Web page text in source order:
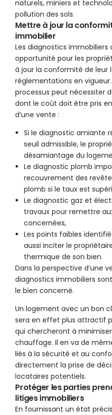
naturels, miniers et
pollution des sols.
Mettre à jour la
immobilier
Les diagnostics
opportunité pour les
à jour la conformité de leur
réglementations en
processus peut nécessiter
dont le coût doit être pris
d’une vente :
Si le diagnostic amiante
seuil admissible, le
désamiantage du
Le diagnostic plomb
recouvrement des
plomb si le taux est
Le diagnostic gaz et
travaux pour remettre
concernées,
Les points faibles
aussi inciter le
thermique de son bien.
Dans la perspective d’une
diagnostics immobiliers
le bien concerné.
Un logement avec un bon
sera en effet plus attractif
qui chercheront à
chauffage. Il en va de
liés à la sécurité et au
directement la prise de
locataires potentiels.
Protéger les parties
litiges immobiliers
En fournissant un état